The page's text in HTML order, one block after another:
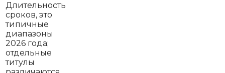
Длительность
сроков, это
типичные
диапазоны
2026 года;
отдельные
титулы